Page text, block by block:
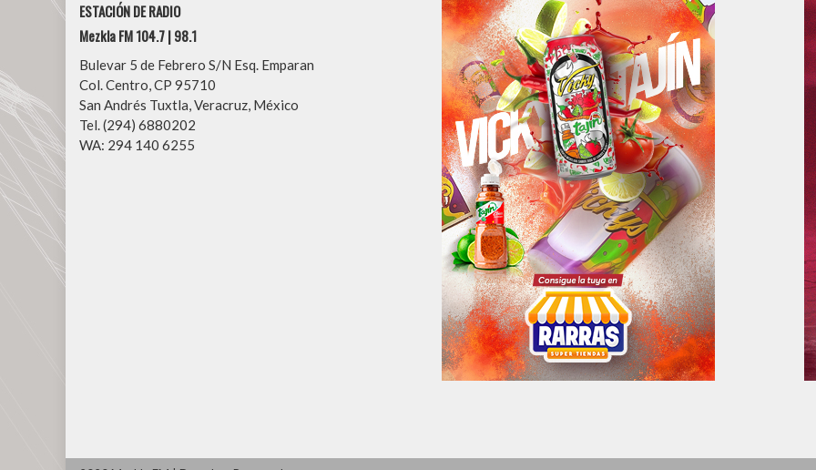
ESTACIÓN DE RADIO
Mezkla FM 104.7 | 98.1
Bulevar 5 de Febrero S/N Esq. Emparan
Col. Centro, CP 95710
San Andrés Tuxtla, Veracruz, México
Tel. (294) 6880202
WA: 294 140 6255